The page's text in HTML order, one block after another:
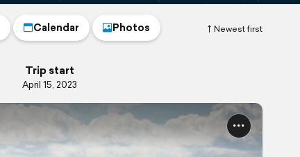
Newest first
Calendar Photos
Trip start
April 15, 2023